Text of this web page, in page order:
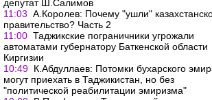
депутат Ш.Салимов
11:03 А.Королев: Почему "ушли"
правительство? Часть 2
11:00 Таджикские пограничники угрожали
автоматами губернатору Баткенской области
Киргизии
10:49 К.Абдуллаев: Потомки бухарского
могут приехать в Таджикистан, но без
"политической реабилитации эмиризма"